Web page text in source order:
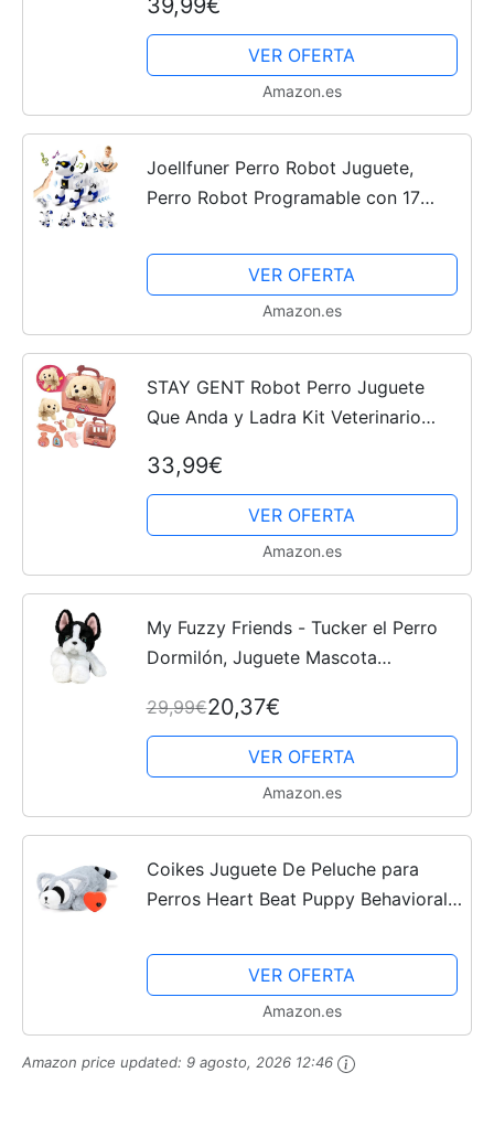
Perro Robot Interactivos Perro
Juguetes Niños 3 4 5 6+ Años...
39,99€
VER OFERTA
Amazon.es
Joellfuner Perro Robot Juguete,
Perro Robot Programable con 17
con Canta Baila Programa Toca y
Sigue, Robot Juguete para...
VER OFERTA
Amazon.es
STAY GENT Robot Perro Juguete
Que Anda y Ladra Kit Veterinario
Doctora Maletin Medicos Juguet
Jaulas Peluche Perrito Juguete Que...
33,99€
VER OFERTA
Amazon.es
My Fuzzy Friends - Tucker el Perro
Dormilón, Juguete Mascota
con reacciones y Sonidos, Suave,
blandito y Flexible, para...
29,99€20,37€
VER OFERTA
Amazon.es
Coikes Juguete De Peluche para
Perros Heart Beat Puppy Behavioral
Ansiedad De Separación De Ayuda
para Dormir, Mapache Gris
VER OFERTA
Amazon.es
Amazon price updated: 9 agosto, 2026 12:46